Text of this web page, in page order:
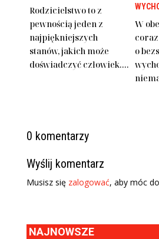
Rodzicielstwo to z
pewnością jeden z
najpiękniejszych
stanów, jakich może
doświadczyć człowiek....
W
o
0 komentarzy
Wyślij komentarz
Musisz się zalogować, aby móc
NAJNOWSZE